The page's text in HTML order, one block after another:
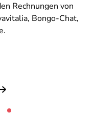
Rechnungen von
Bongo-Chat,